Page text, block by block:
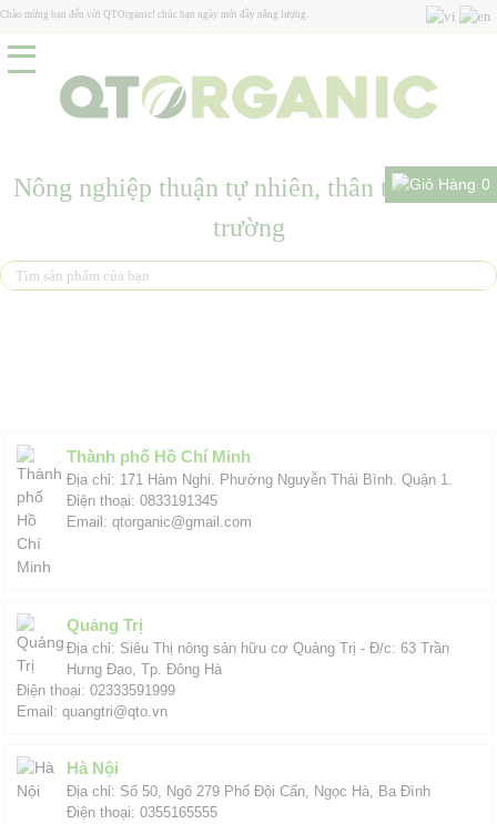
Chào mừng bạn đến với QTOrganic! chúc bạn ngày mới đầy năng lượng.
Nông nghiệp thuận tự nhiên, thân thiện môi
trường
Thành phố Hồ Chí Minh
Địa chỉ: 171 Hàm Nghi. Phường Nguyễn Thái Bình. Quận 1.
Điện thoại: 0833191345
Email: qtorganic@gmail.com
Quảng Trị
Địa chỉ: Siêu Thị nông sản hữu cơ Quảng Trị - Đ/c: 63 Trần
Hưng Đạo, Tp. Đông Hà
Điện thoại: 02333591999
Email: quangtri@qto.vn
Hà Nội
Địa chỉ: Số 50, Ngõ 279 Phố Đội Cấn, Ngọc Hà, Ba Đình
Điện thoại: 0355165555
0